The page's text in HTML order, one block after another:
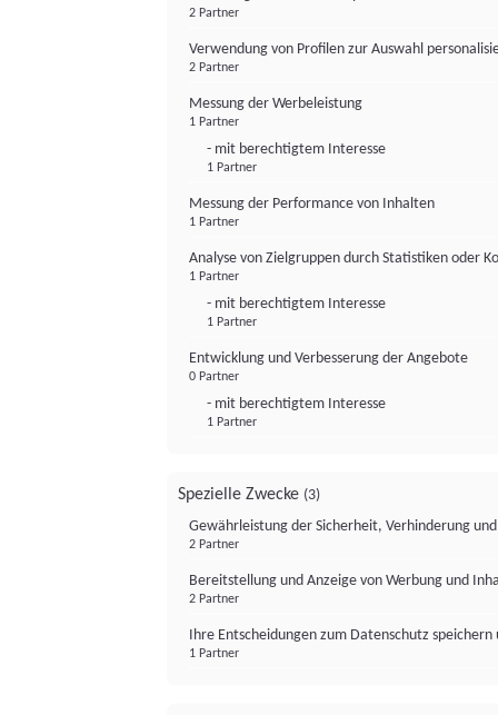
2 Partner
Verwendung von Profilen zur Auswahl
2 Partner
Messung der Werbeleistung
1 Partner
- mit berechtigtem Interesse
1 Partner
Messung der Performance von Inhalten
1 Partner
Analyse von Zielgruppen durch Statistiken oder
1 Partner
- mit berechtigtem Interesse
1 Partner
Entwicklung und Verbesserung der Angebote
0 Partner
- mit berechtigtem Interesse
1 Partner
Spezielle Zwecke (3)
Gewährleistung der Sicherheit, Verhinderung
2 Partner
Bereitstellung und Anzeige von Werbung und
2 Partner
Ihre Entscheidungen zum Datenschutz
1 Partner